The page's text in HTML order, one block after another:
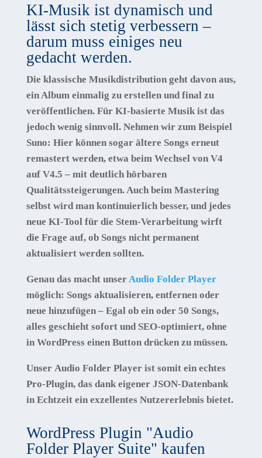
KI-Musik ist dynamisch und
lässt sich stetig verbessern –
darum muss einiges neu
gedacht werden.
Die klassische Musikdistribution geht davon aus,
ein Album einmalig zu erstellen und final zu
veröffentlichen. Für KI-basierte Musik ist das
jedoch wenig sinnvoll. Nehmen wir zum Beispiel
Suno: Hier können sogar ältere Songs erneut
remastert werden, etwa beim Wechsel von V4
auf V4.5 – mit deutlich hörbaren
Qualitätssteigerungen. Auch beim Mastering
selbst wird man kontinuierlich besser, und jedes
neue KI-Tool für die Stem-Verarbeitung wirft
die Frage auf, ob Songs nicht permanent
aktualisiert werden sollten.
Genau das macht unser Audio Folder Player
möglich: Songs aktualisieren, entfernen oder
neue hinzufügen – Egal ob ein oder 50 Songs,
alles geschieht sofort und SEO-optimiert, ohne
in WordPress einen Button drücken zu müssen.
Unser Audio Folder Playerist somit ein echtes
Pro-Plugin, das dank eigener JSON-Datenbank
in Echtzeit ein exzellentes Nutzererlebnis bietet.
WordPress Plugin "Audio
Folder Player Suite" kaufen